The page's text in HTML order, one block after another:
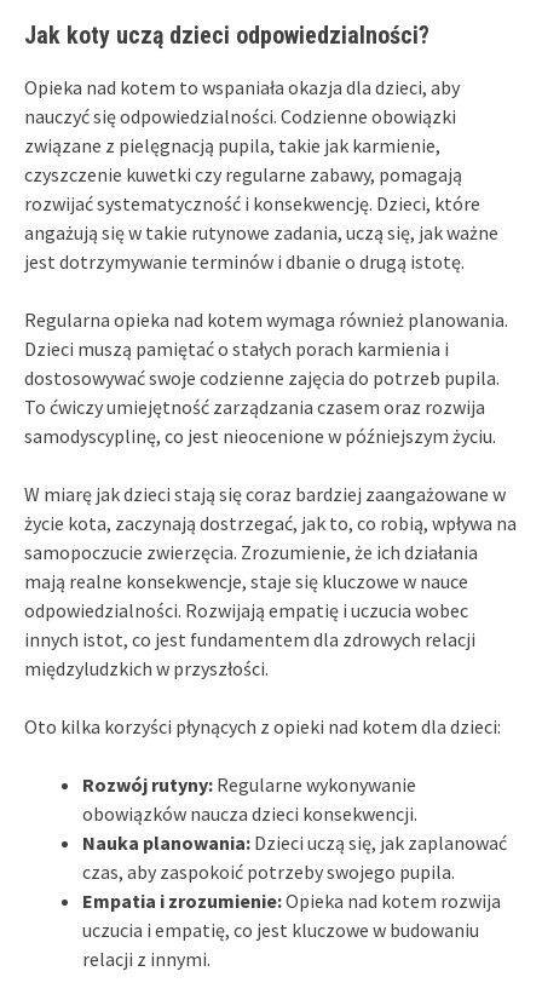
Jak koty uczą dzieci odpowiedzialności?
Opieka nad kotem to wspaniała okazja dla dzieci, aby
nauczyć się odpowiedzialności. Codzienne obowiązki
związane z pielęgnacją pupila, takie jak karmienie,
czyszczenie kuwetki czy regularne zabawy, pomagają
rozwijać systematyczność i konsekwencję. Dzieci, które
angażują się w takie rutynowe zadania, uczą się, jak ważne
jest dotrzymywanie terminów i dbanie o drugą istotę.
Regularna opieka nad kotem wymaga również planowania.
Dzieci muszą pamiętać o stałych porach karmienia i
dostosowywać swoje codzienne zajęcia do potrzeb pupila.
To ćwiczy umiejętność zarządzania czasem oraz rozwija
samodyscyplinę, co jest nieocenione w późniejszym życiu.
W miarę jak dzieci stają się coraz bardziej zaangażowane w
życie kota, zaczynają dostrzegać, jak to, co robią, wpływa na
samopoczucie zwierzęcia. Zrozumienie, że ich działania
mają realne konsekwencje, staje się kluczowe w nauce
odpowiedzialności. Rozwijają empatię i uczucia wobec
innych istot, co jest fundamentem dla zdrowych relacji
międzyludzkich w przyszłości.
Oto kilka korzyści płynących z opieki nad kotem dla dzieci:
Rozwój rutyny: Regularne wykonywanie
obowiązków naucza dzieci konsekwencji.
Nauka planowania: Dzieci uczą się, jak zaplanować
czas, aby zaspokoić potrzeby swojego pupila.
Empatia i zrozumienie:Opieka nad kotem rozwija
uczucia i empatię, co jest kluczowe w budowaniu
relacji z innymi.